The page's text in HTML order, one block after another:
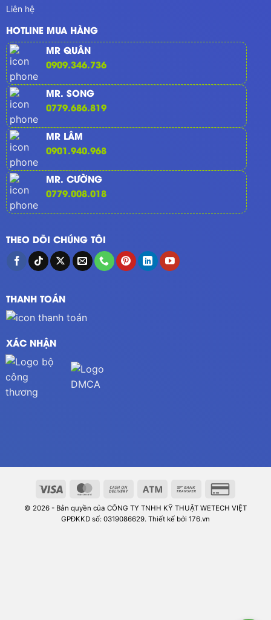
Liên hệ
HOTLINE MUA HÀNG
MR QUÂN
0909.346.736
MR. SONG
0779.686.819
MR LÂM
0901.940.968
MR. CƯỜNG
0779.008.018
THEO DÕI CHÚNG TÔI
THANH TOÁN
XÁC NHẬN
© 2026 - Bản quyền của CÔNG TY TNHH KỸ THUẬT WETECH VIỆT
GPĐKKD số: 0319086629. Thiết kế bởi 176.vn